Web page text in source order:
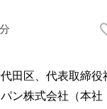
田区、代表取締
ン株式会社（本